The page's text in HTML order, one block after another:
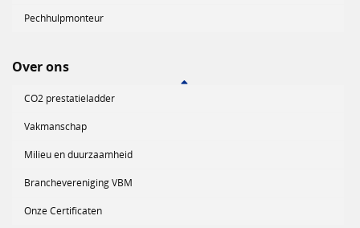
Pechhulpmonteur
Over ons
CO2 prestatieladder
Vakmanschap
Milieu en duurzaamheid
Branchevereniging VBM
Onze Certificaten